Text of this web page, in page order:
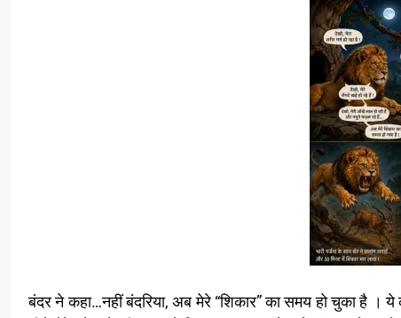
बंदर ने कहा…नहीं बंदरिया, अब मेरे “शिकार” का समय हो चुका है